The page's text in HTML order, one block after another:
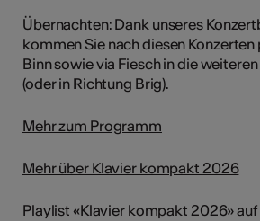
Übernachten: Dank unseres
kommen Sie nach diesen
Binn sowie via Fiesch in die
(oder in Richtung Brig).
Mehr zum Programm
Mehr über Klavier kompakt 2026
Playlist «Klavier kompakt 2026»